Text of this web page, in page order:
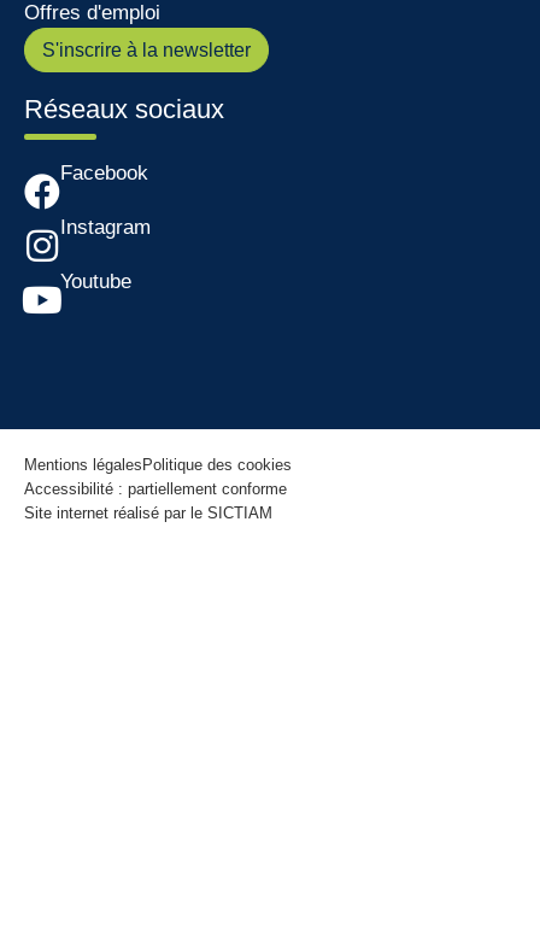
Offres d'emploi
S'inscrire à la newsletter
Réseaux sociaux
Facebook
Instagram
Youtube
Mentions légales Politique des cookies
Accessibilité : partiellement conforme
Site internet réalisé par le SICTIAM